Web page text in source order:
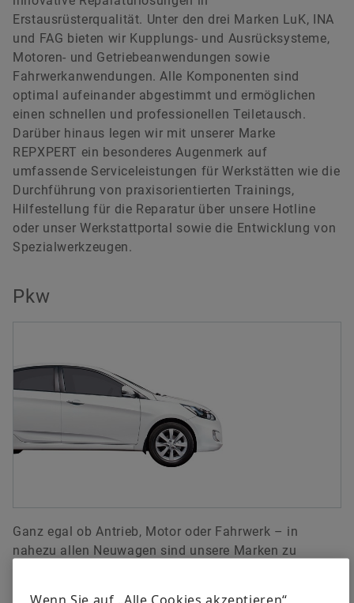
Digitale Lösungen
Markenschutz
Events & Formula Student
Social News
Newsletter
Termine & Veranstaltungen
Jetzt bestellen
Erstausrüsterqualität. Unter den drei Marken LuK, INA
und FAG bieten wir Kupplungs- und Ausrücksysteme,
Motoren- und Getriebeanwendungen sowie
Fahrwerkanwendungen. Alle Komponenten sind
optimal aufeinander abgestimmt und ermöglichen
einen schnellen und professionellen Teiletausch.
Darüber hinaus legen wir mit unserer Marke
REPXPERT ein besonderes Augenmerk auf
umfassende Serviceleistungen für Werkstätten wie die
Durchführung von praxisorientierten Trainings,
Hilfestellung für die Reparatur über unsere Hotline
oder unser Werkstattportal sowie die Entwicklung von
Spezialwerkzeugen.
Pkw
Ganz egal ob Antrieb, Motor oder Fahrwerk – in
nahezu allen Neuwagen sind unsere Marken zu
Wenn Sie auf „Alle Cookies akzeptieren“